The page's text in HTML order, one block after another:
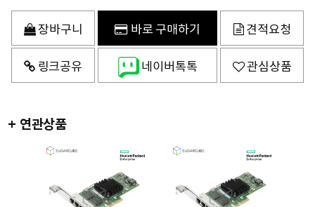
장바구니 바로 구매하기 견적요청
링크공유 네이버톡톡 관심상품
+ 연관상품